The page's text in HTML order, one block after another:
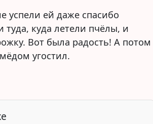
успели ей даже спасибо
куда летели пчёлы, и
Вот была радость! А потом
угостил.